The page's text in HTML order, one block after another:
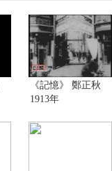
《記憶》 鄭正秋
1913年